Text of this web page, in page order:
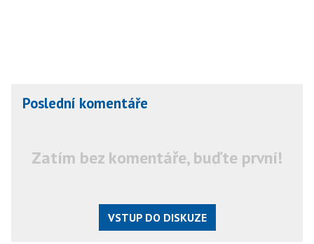
Poslední komentáře
Zatím bez komentáře, buďte první!
VSTUP DO DISKUZE